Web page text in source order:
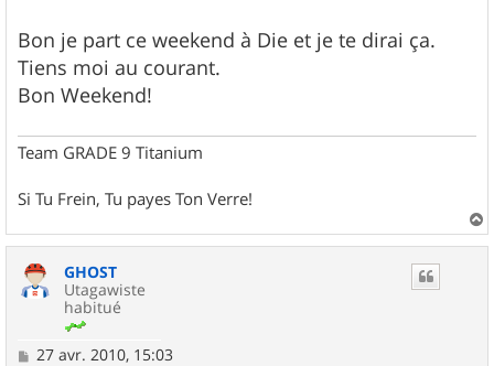
Bon je part ce weekend à Die et je te dirai ça.
Tiens moi au courant.
Bon Weekend!
Team GRADE 9 Titanium
Si Tu Frein, Tu payes Ton Verre!
a
GHOST
Utagawiste
habitué
M
27 avr. 2010, 15:03